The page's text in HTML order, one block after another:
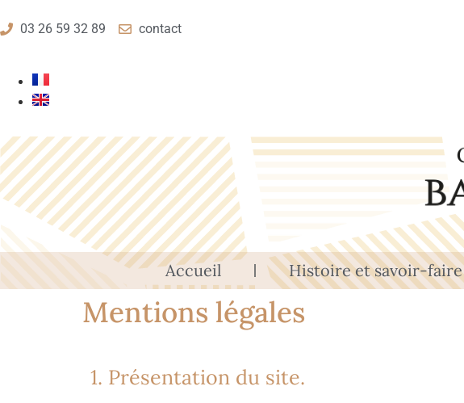
03 26 59 32 89 contact
Accueil Histoire et savoir-faire
Mentions légales
1. Présentation du site.